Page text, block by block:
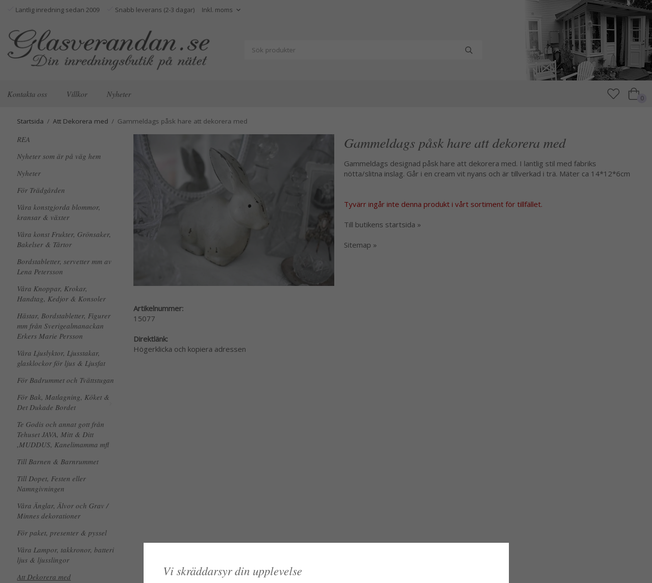
Lantlig inredning sedan 2009 Snabb leverans (2-3 dagar)
Kontakta oss Villkor Nyheter 0
Startsida / Att Dekorera med / Gammeldags påsk hare att dekorera med
REA
Nyheter som är på väg hem
Nyheter
För Trädgården
Våra konstgjorda blommor,
kransar & växter
Våra konst Frukter, Grönsaker,
Bakelser & Tårtor
Bordstabletter, servetter mm av
Lena Petersson
Våra Knoppar, Krokar,
Handtag, Kedjor & Konsoler
Hästar, Bordstabletter, Figurer
mm från Sverigealmanackan
Erkers Marie Persson
Våra Ljuslyktor, Ljusstakar,
glasklockor för ljus & Ljusfat
För Badrummet och Tvättstugan
För Bak, Matlagning, Köket &
Det Dukade Bordet
Te Godis och annat gott från
Tehuset JAVA, Mitt & Ditt
,MUDDUS, Kanelimamma mfl
Till Barnen & Barnrummet
Till Dopet, Festen eller
Namngivningen
Våra Änglar, Älvor och Grav /
Minnes dekorationer
För paket, presenter & pyssel
Våra Lampor, takkronor, batteri
ljus & ljusslingor
Att Dekorera med
Gammeldags påsk hare att dekorera med
Gammeldags designad påsk hare att dekorera med. I lantlig stil med fabriks
nötta/slitna inslag. Går i en cream vit nyans och är tillverkad i trä. Mäter ca 14*12*6cm
Tyvärr ingår inte denna produkt i vårt sortiment för tillfället.
Till butikens startsida »
Sitemap »
Artikelnummer:
15077
Direktlänk:
Högerklicka och kopiera adressen
Vi skräddarsyr din upplevelse